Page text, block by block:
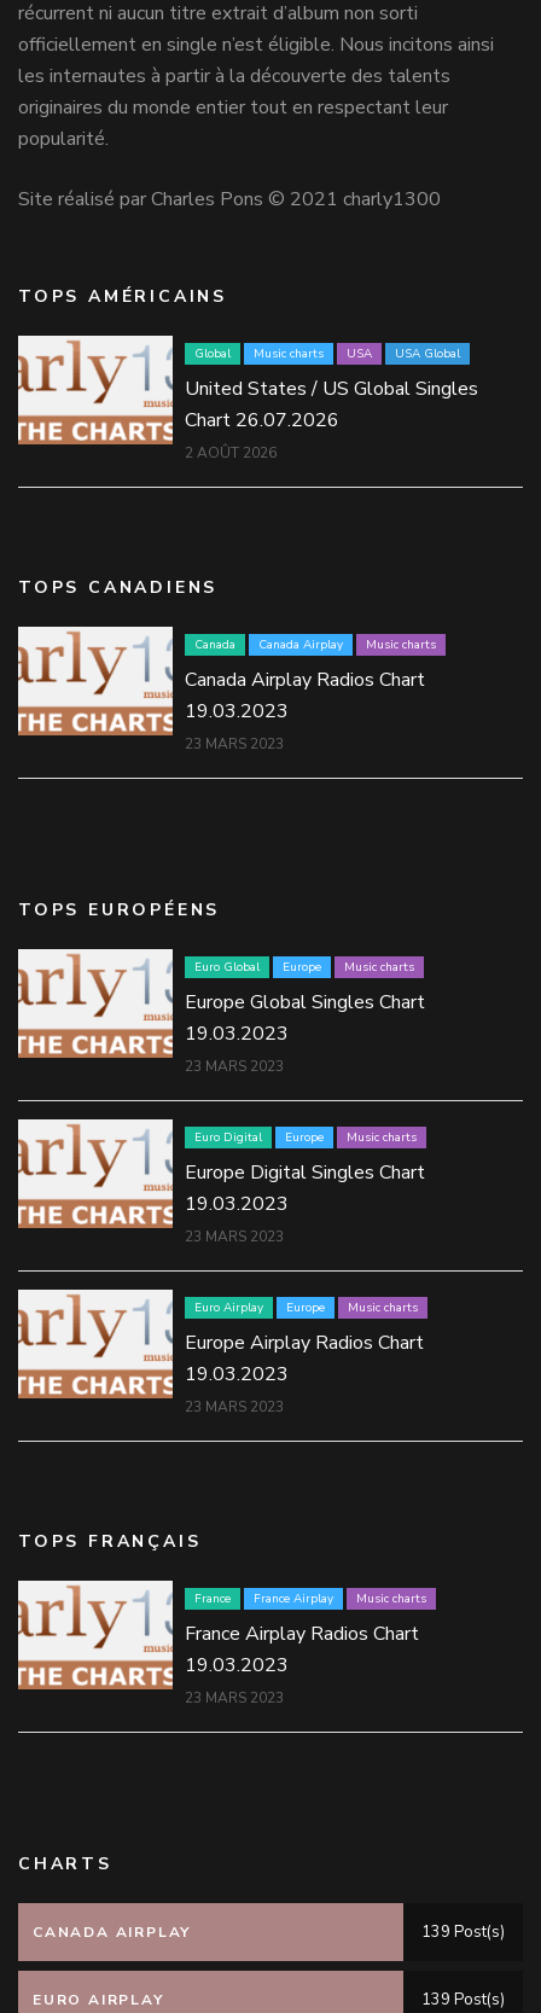
récurrent ni aucun titre extrait d’album non sorti
officiellement en single n’est éligible. Nous incitons ainsi
les internautes à partir à la découverte des talents
originaires du monde entier tout en respectant leur
popularité.
Site réalisé par Charles Pons © 2021 charly1300
TOPS AMÉRICAINS
Global Music charts USA USA Global
United States / US Global Singles
Chart 26.07.2026
2 AOÛT 2026
TOPS CANADIENS
Canada Canada Airplay Music charts
Canada Airplay Radios Chart
19.03.2023
23 MARS 2023
TOPS EUROPÉENS
Euro Global Europe Music charts
Europe Global Singles Chart
19.03.2023
23 MARS 2023
Euro Digital Europe Music charts
Europe Digital Singles Chart
19.03.2023
23 MARS 2023
Euro Airplay Europe Music charts
Europe Airplay Radios Chart
19.03.2023
23 MARS 2023
TOPS FRANÇAIS
France France Airplay Music charts
France Airplay Radios Chart
19.03.2023
23 MARS 2023
CHARTS
CANADA AIRPLAY 139 Post(s)
EURO AIRPLAY 139 Post(s)